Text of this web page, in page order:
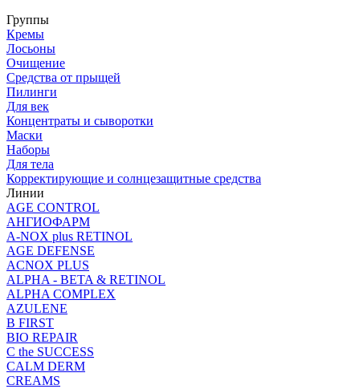
Группы
Кремы
Лосьоны
Очищение
Средства от прыщей
Пилинги
Для век
Концентраты и сыворотки
Маски
Наборы
Для тела
Корректирующие и солнцезащитные средства
Линии
AGE CONTROL
АНГИОФАРМ
A-NOX plus RETINOL
AGE DEFENSE
ACNOX PLUS
ALPHA - BETA & RETINOL
ALPHA COMPLEX
AZULENE
B FIRST
BIO REPAIR
C the SUCCESS
CALM DERM
CREAMS